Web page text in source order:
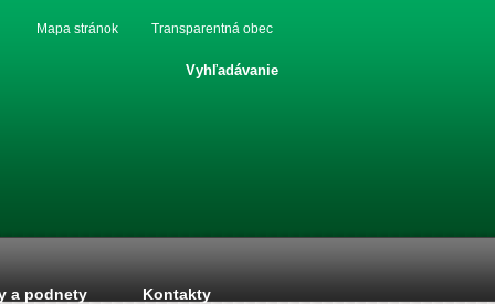
Transparentná obec
Mapa stránok
Vyhľadávanie
a podnety Kontakty